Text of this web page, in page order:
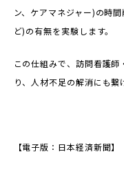
ン、ケアマネジャー)の時
ど)の有無を実験します。
この仕組みで、訪問看護
り、人材不足の解消にも繋
【電子版：日本経済新聞】